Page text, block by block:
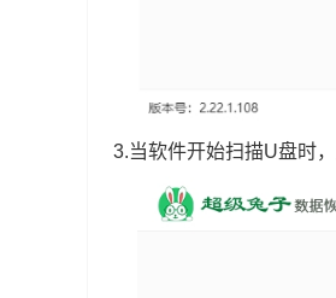
3.当软件开始扫描U盘时